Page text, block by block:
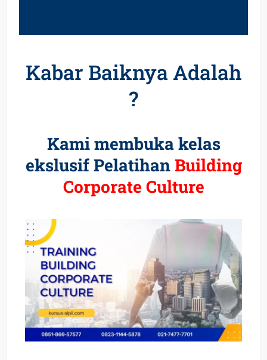
Kabar Baiknya Adalah
?
Kami membuka kelas
ekslusif PelatihanBuilding
Corporate Culture